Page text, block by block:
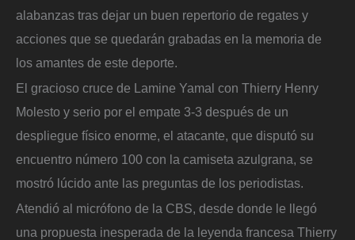
alabanzas tras dejar un buen repertorio de regates y
acciones que se quedarán grabadas en la memoria de
los amantes de este deporte.
El gracioso cruce de Lamine Yamal con Thierry Henry
Molesto y serio por el empate 3-3 después de un
despliegue físico enorme, el atacante, que disputó su
encuentro número 100 con la camiseta azulgrana, se
mostró lúcido ante las preguntas de los periodistas.
Atendió al micrófono de la CBS, desde donde le llegó
una propuesta inesperada de la leyenda francesa Thierry